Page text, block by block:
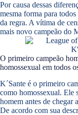
Por causa dessas
mesma forma para
da regra. A vítima de
mais novo campeão do
O primeiro campeão
homossexual em todos
K´Sante é o primeiro
como homossexual. Ele
homem antes de chegar
De acordo com sua